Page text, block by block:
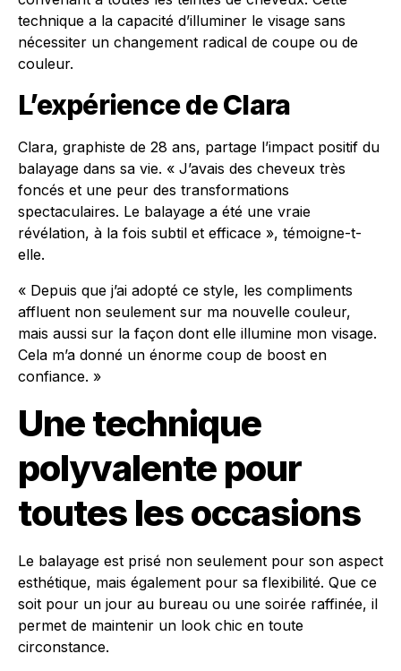
technique a la capacité d’illuminer le visage sans
nécessiter un changement radical de coupe ou de
couleur.
L’expérience de Clara
Clara, graphiste de 28 ans, partage l’impact positif du
balayage dans sa vie. « J’avais des cheveux très
foncés et une peur des transformations
spectaculaires. Le balayage a été une vraie
révélation, à la fois subtil et efficace », témoigne-t-
elle.
« Depuis que j’ai adopté ce style, les compliments
affluent non seulement sur ma nouvelle couleur,
mais aussi sur la façon dont elle illumine mon visage.
Cela m’a donné un énorme coup de boost en
confiance. »
Une technique
polyvalente pour
toutes les occasions
Le balayage est prisé non seulement pour son aspect
esthétique, mais également pour sa flexibilité. Que ce
soit pour un jour au bureau ou une soirée raffinée, il
permet de maintenir un look chic en toute
circonstance.